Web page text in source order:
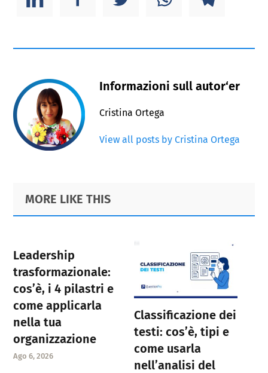
Informazioni sull autor‘er
Cristina Ortega
View all posts by Cristina Ortega
Primary
Sidebar
Footer
MORE LIKE THIS
Leadership
trasformazionale:
cos’è, i 4 pilastri e
come applicarla
nella tua
organizzazione
Ago 6, 2026
Classificazione dei
testi: cos’è, tipi e
come usarla
nell’analisi del